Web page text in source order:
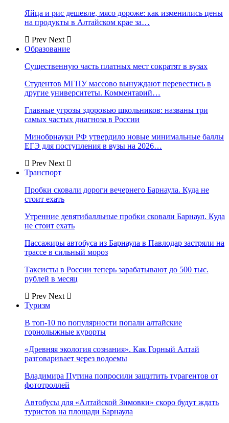
Яйца и рис дешевле, мясо дороже: как изменились цены
на продукты в Алтайском крае за…
Prev Next
Образование
Существенную часть платных мест сократят в вузах
Студентов МГПУ массово вынуждают перевестись в
другие университеты. Комментарий…
Главные угрозы здоровью школьников: названы три
самых частых диагноза в России
Минобрнауки РФ утвердило новые минимальные баллы
ЕГЭ для поступления в вузы на 2026…
Prev Next
Транспорт
Пробки сковали дороги вечернего Барнаула. Куда не
стоит ехать
Утренние девятибалльные пробки сковали Барнаул. Куда
не стоит ехать
Пассажиры автобуса из Барнаула в Павлодар застряли на
трассе в сильный мороз
Таксисты в России теперь зарабатывают до 500 тыс.
рублей в месяц
Prev Next
Туризм
В топ-10 по популярности попали алтайские
горнолыжные курорты
«Древняя экология сознания». Как Горный Алтай
разговаривает через водоемы
Владимира Путина попросили защитить турагентов от
фототроллей
Автобусы для «Алтайской Зимовки» скоро будут ждать
туристов на площади Барнаула